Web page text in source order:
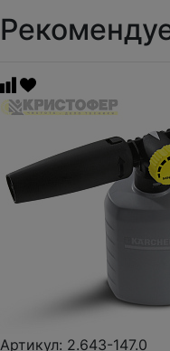
Артикул: 2.643-147.0